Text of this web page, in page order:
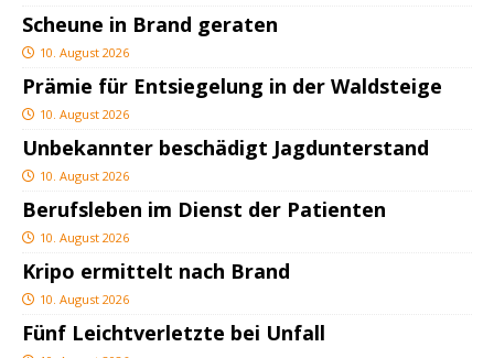
Scheune in Brand geraten
10. August 2026
Prämie für Entsiegelung in der Waldsteige
10. August 2026
Unbekannter beschädigt Jagdunterstand
10. August 2026
Berufsleben im Dienst der Patienten
10. August 2026
Kripo ermittelt nach Brand
10. August 2026
Fünf Leichtverletzte bei Unfall